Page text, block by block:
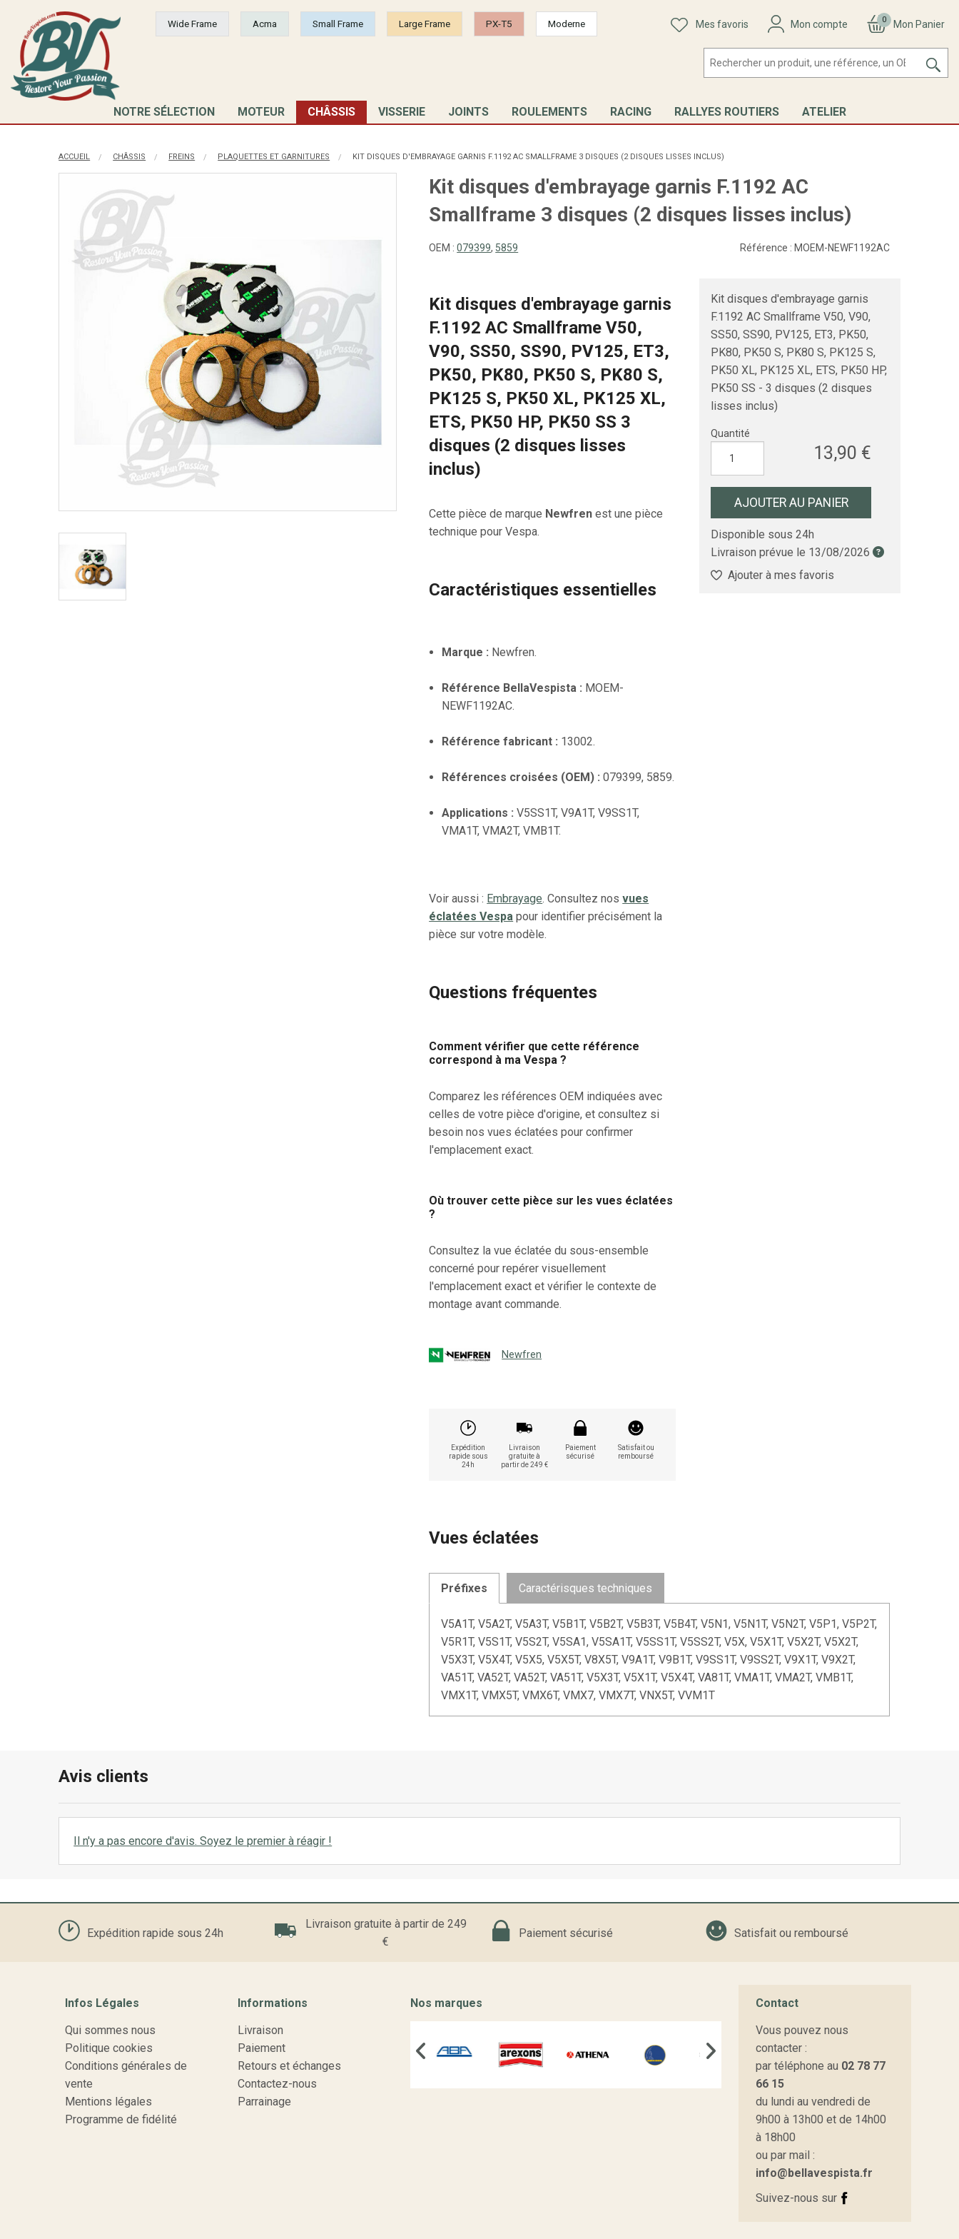
Wide Frame Acma Small Frame Large Frame PX-T5 Moderne Mes favoris Mon compte 0 Mon Panier
NOTRE SÉLECTION MOTEUR CHÂSSIS VISSERIE JOINTS ROULEMENTS RACING RALLYES ROUTIERS ATELIER
ACCUEIL CHÂSSIS FREINS PLAQUETTES ET GARNITURES KIT DISQUES D'EMBRAYAGE GARNIS F.1192 AC SMALLFRAME 3 DISQUES (2 DISQUES LISSES INCLUS)
Kit disques d'embrayage garnis F.1192 AC
Smallframe 3 disques (2 disques lisses inclus)
OEM :079399, 5859 Référence : MOEM-NEWF1192AC
Kit disques d'embrayage garnis
F.1192 AC Smallframe V50, V90,
SS50, SS90, PV125, ET3, PK50,
PK80, PK50 S, PK80 S, PK125 S,
PK50 XL, PK125 XL, ETS, PK50 HP,
PK50 SS - 3 disques (2 disques
lisses inclus)
Quantité
13,90 €
AJOUTER AU PANIER
Disponible sous 24h
Livraison prévue le 13/08/2026
Ajouter à mes favoris
Kit disques d'embrayage garnis
F.1192 AC Smallframe V50,
V90, SS50, SS90, PV125, ET3,
PK50, PK80, PK50 S, PK80 S,
PK125 S, PK50 XL, PK125 XL,
ETS, PK50 HP, PK50 SS 3
disques (2 disques lisses
inclus)
Cette pièce de marque Newfren est une pièce
technique pour Vespa.
Caractéristiques essentielles
Marque : Newfren.
Référence BellaVespista : MOEM-
NEWF1192AC.
Référence fabricant : 13002.
Références croisées (OEM) : 079399, 5859.
Applications : V5SS1T, V9A1T, V9SS1T,
VMA1T, VMA2T, VMB1T.
Voir aussi : Embrayage. Consultez nosvues
éclatées Vespa pour identifier précisément la
pièce sur votre modèle.
Questions fréquentes
Comment vérifier que cette référence
correspond à ma Vespa ?
Comparez les références OEM indiquées avec
celles de votre pièce d'origine, et consultez si
besoin nos vues éclatées pour confirmer
l'emplacement exact.
Où trouver cette pièce sur les vues éclatées
?
Consultez la vue éclatée du sous-ensemble
concerné pour repérer visuellement
l'emplacement exact et vérifier le contexte de
montage avant commande.
Newfren
Expédition
rapide sous
24h
Livraison
gratuite à
partir de 249 €
Paiement
sécurisé
Satisfait ou
remboursé
Vues éclatées
Préfixes Caractérisques techniques
V5A1T, V5A2T, V5A3T, V5B1T, V5B2T, V5B3T, V5B4T, V5N1, V5N1T, V5N2T, V5P1, V5P2T,
V5R1T, V5S1T, V5S2T, V5SA1, V5SA1T, V5SS1T, V5SS2T, V5X, V5X1T, V5X2T, V5X2T,
V5X3T, V5X4T, V5X5, V5X5T, V8X5T, V9A1T, V9B1T, V9SS1T, V9SS2T, V9X1T, V9X2T,
VA51T, VA52T, VA52T, VA51T, V5X3T, V5X1T, V5X4T, VA81T, VMA1T, VMA2T, VMB1T,
VMX1T, VMX5T, VMX6T, VMX7, VMX7T, VNX5T, VVM1T
Avis clients
Il n'y a pas encore d'avis. Soyez le premier à réagir !
Expédition rapide sous 24h
Livraison gratuite à partir de 249
€
Paiement sécurisé Satisfait ou remboursé
Infos Légales
Qui sommes nous
Politique cookies
Conditions générales de
vente
Mentions légales
Programme de fidélité
Informations
Livraison
Paiement
Retours et échanges
Contactez-nous
Parrainage
Nos marques
Contact
Vous pouvez nous
contacter :
par téléphone au 02 78 77
66 15
du lundi au vendredi de
9h00 à 13h00 et de 14h00
à 18h00
ou par mail :
info@bellavespista.fr
Suivez-nous sur